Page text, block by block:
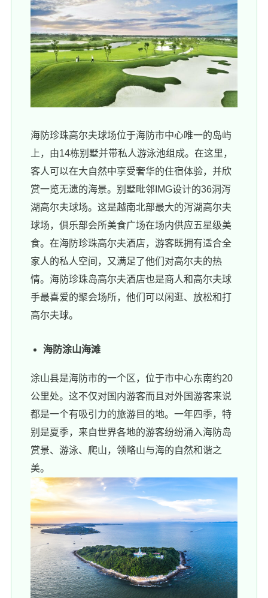
海防珍珠高尔夫球场位于海防市中心唯一的岛屿
上，由14栋别墅并带私人游泳池组成。在这里，
客人可以在大自然中享受奢华的住宿体验，并欣
赏一览无遗的海景。别墅毗邻IMG设计的36洞泻
湖高尔夫球场。这是越南北部最大的泻湖高尔夫
球场，俱乐部会所美食广场在场内供应五星级美
食。在海防珍珠高尔夫酒店，游客既拥有适合全
家人的私人空间，又满足了他们对高尔夫的热
情。海防珍珠岛高尔夫酒店也是商人和高尔夫球
手最喜爱的聚会场所，他们可以闲逛、放松和打
高尔夫球。
海防涂山海滩
涂山县是海防市的一个区，位于市中心东南约20
公里处。这不仅对国内游客而且对外国游客来说
都是一个有吸引力的旅游目的地。一年四季，特
别是夏季，来自世界各地的游客纷纷涌入海防岛
赏景、游泳、爬山，领略山与海的自然和谐之
美。